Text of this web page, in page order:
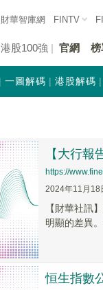
財華智庫網 FINTV
港股100強 官網 榜
一圖解碼 港股解碼
【大行
https://
2024年11月18
【財華社訊
明顯的差異
恒生指數